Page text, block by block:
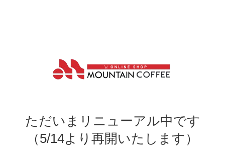
ただいまリニューアル中です
（5/14より再開いたします）